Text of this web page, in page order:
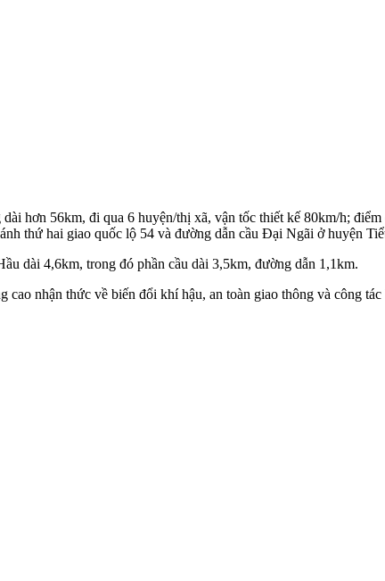
hơn 56km, đi qua 6 huyện/thị xã, vận tốc thiết kế 80km/h;
thứ hai giao quốc lộ 54 và đường dẫn cầu Đại Ngãi ở huyện
dài 4,6km, trong đó phần cầu dài 3,5km, đường dẫn 1,1km.
cao nhận thức về biến đổi khí hậu, an toàn giao thông và công